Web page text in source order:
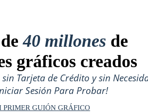
40 millones de
gráficos creados
sin Tarjeta de Crédito y sin
Sesión Para Probar!
PRIMER GUIÓN GRÁFICO